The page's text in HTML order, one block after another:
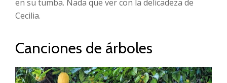
en su tumba. Nada que ver con la delicadeza de
Cecilia.
Canciones de árboles